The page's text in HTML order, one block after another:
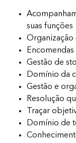
suas funções
Gestão de
Domínio da
Gestão e
Resolução
Traçar
Domínio de